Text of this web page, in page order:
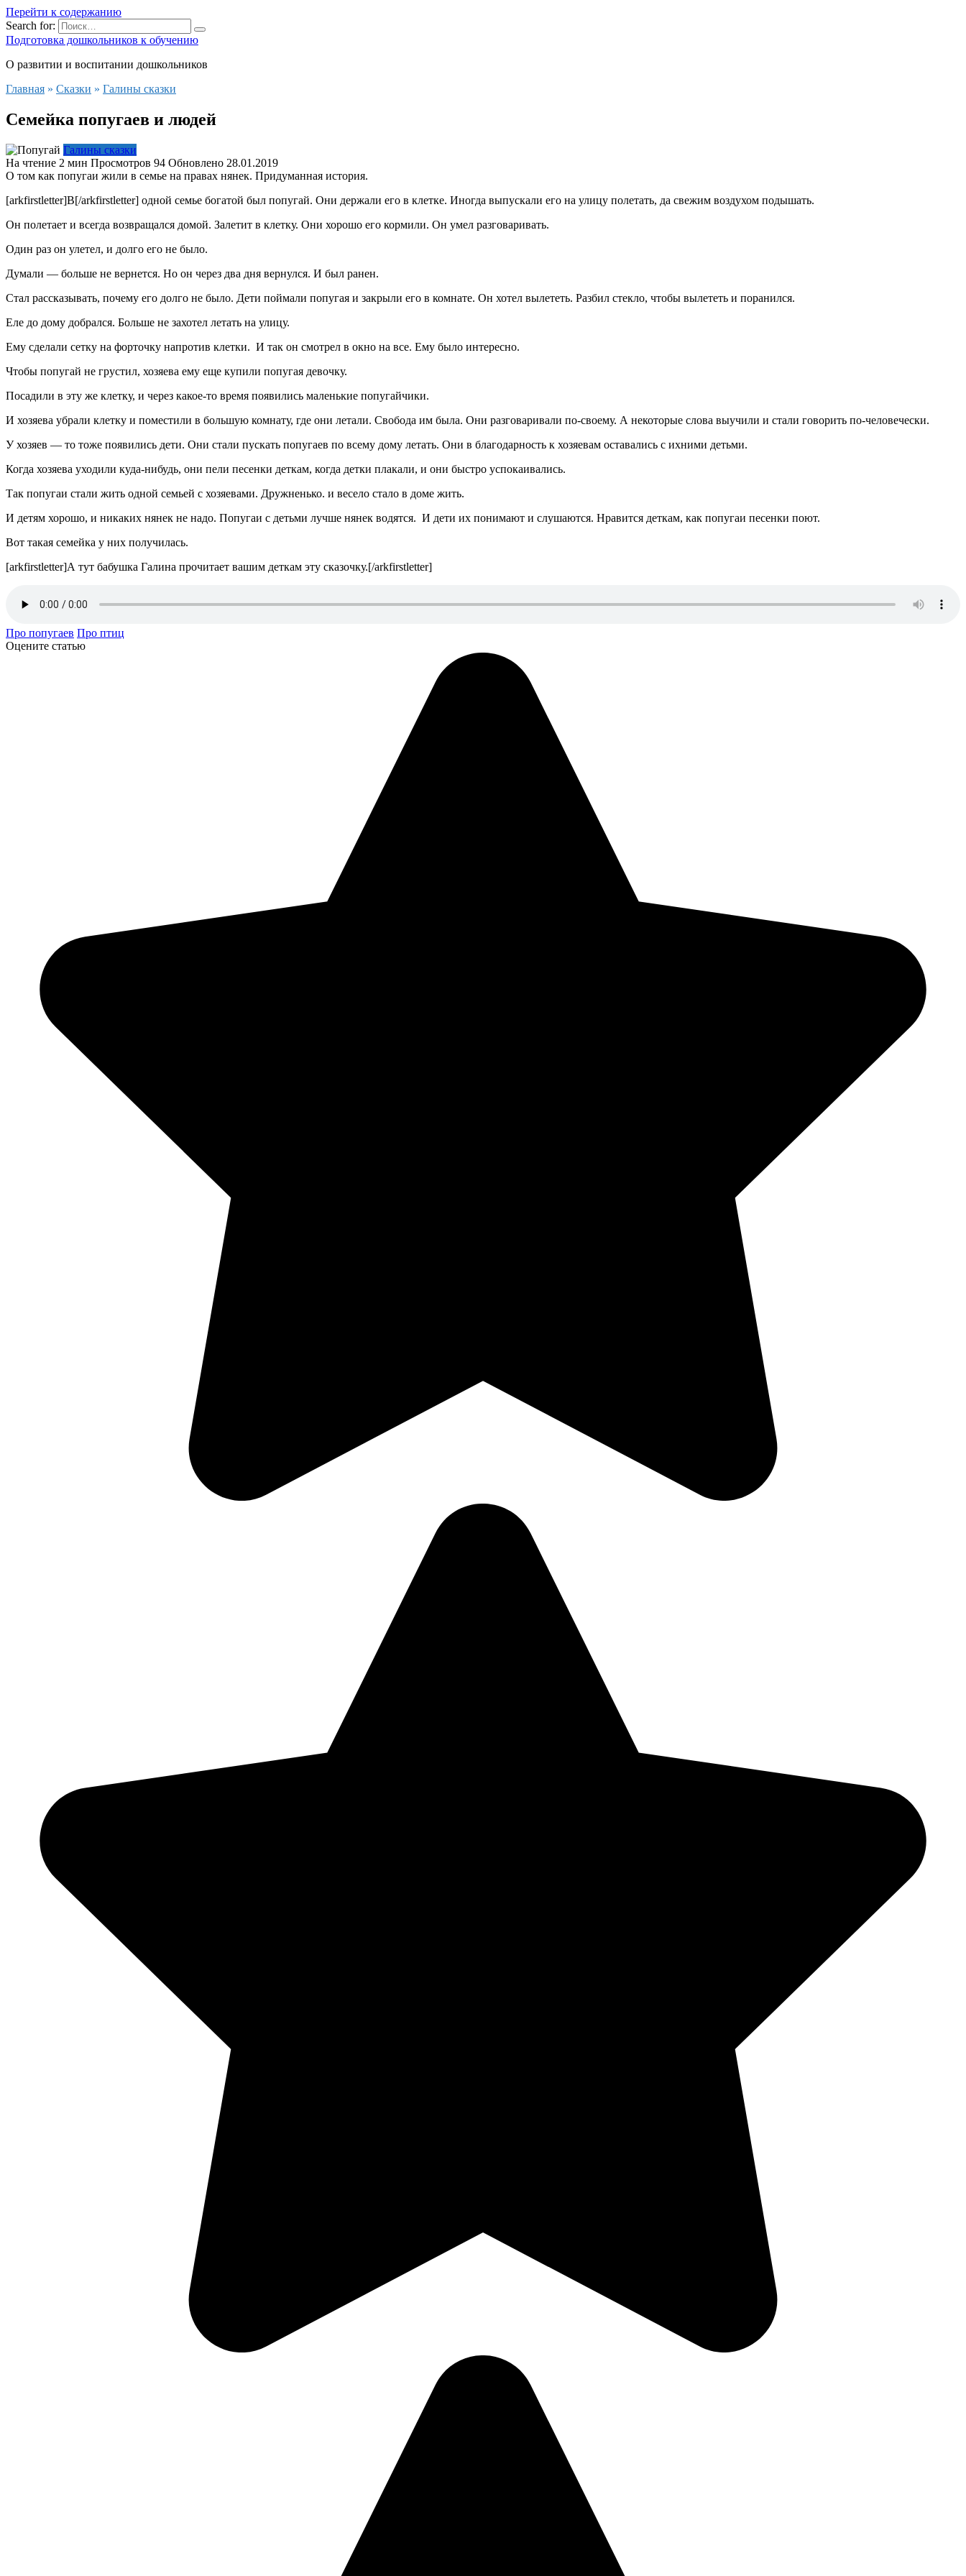
Перейти к содержанию
Search for:
Подготовка дошкольников к обучению
О развитии и воспитании дошкольников
Главная » Сказки » Галины сказки
Семейка попугаев и людей
Галины сказки
На чтение 2 мин Просмотров 94 Обновлено 28.01.2019
О том как попугаи жили в семье на правах нянек. Придуманная история.
[arkfirstletter]В[/arkfirstletter] одной семье богатой был попугай. Они держали его в клетке. Иногда выпускали его на улицу полетать, да свежим воздухом подышать.
Он полетает и всегда возвращался домой. Залетит в клетку. Они хорошо его кормили. Он умел разговаривать.
Один раз он улетел, и долго его не было.
Думали — больше не вернется. Но он через два дня вернулся. И был ранен.
Стал рассказывать, почему его долго не было. Дети поймали попугая и закрыли его в комнате. Он хотел вылететь. Разбил стекло, чтобы вылететь и поранился.
Еле до дому добрался. Больше не захотел летать на улицу.
Ему сделали сетку на форточку напротив клетки. И так он смотрел в окно на все. Ему было интересно.
Чтобы попугай не грустил, хозяева ему еще купили попугая девочку.
Посадили в эту же клетку, и через какое-то время появились маленькие попугайчики.
И хозяева убрали клетку и поместили в большую комнату, где они летали. Свобода им была. Они разговаривали по-своему. А некоторые слова выучили и стали говорить по-человечески.
У хозяев — то тоже появились дети. Они стали пускать попугаев по всему дому летать. Они в благодарность к хозяевам оставались с ихними детьми.
Когда хозяева уходили куда-нибудь, они пели песенки деткам, когда детки плакали, и они быстро успокаивались.
Так попугаи стали жить одной семьей с хозяевами. Дружненько. и весело стало в доме жить.
И детям хорошо, и никаких нянек не надо. Попугаи с детьми лучше нянек водятся. И дети их понимают и слушаются. Нравится деткам, как попугаи песенки поют.
Вот такая семейка у них получилась.
[arkfirstletter]А тут бабушка Галина прочитает вашим деткам эту сказочку.[/arkfirstletter]
Про попугаев Про птиц
Оцените статью